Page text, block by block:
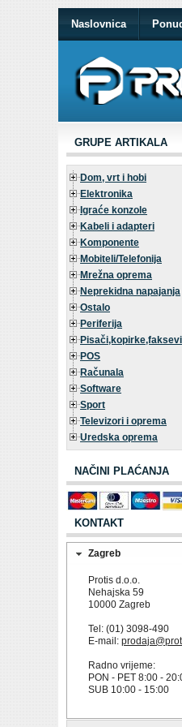
Naslovnica
GRUPE ARTIKALA
Dom, vrt i hobi
Elektronika
Igraće konzole
Kabeli i adapteri
Komponente
Mobiteli/Telefonija
Mrežna oprema
Neprekidna napajanja
Ostalo
Periferija
Pisači,kopirke,faksevi
POS
Računala
Software
Sport
Televizori i oprema
Uredska oprema
NAČINI PLAĆANJA
KONTAKT
Zagreb
Protis d.o.o.
Nehajska 59
10000 Zagreb
Tel: (01) 3098-490
E-mail:
Radno vrijeme:
PON - PET 8:00 -
SUB 10:00 - 15:00